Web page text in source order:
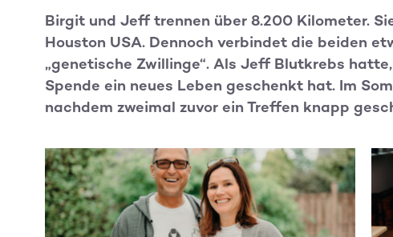
Birgit und Jeff trennen über 8.200 Kilometer.
Houston USA. Dennoch verbindet die beiden
„genetische Zwillinge“. Als Jeff Blutkrebs
Spende ein neues Leben geschenkt hat. Im
nachdem zweimal zuvor ein Treffen knapp